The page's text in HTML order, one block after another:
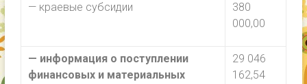
— краевые субсидии
380
000,00
— информация о поступлении
финансовых и материальных
29 046
162,54